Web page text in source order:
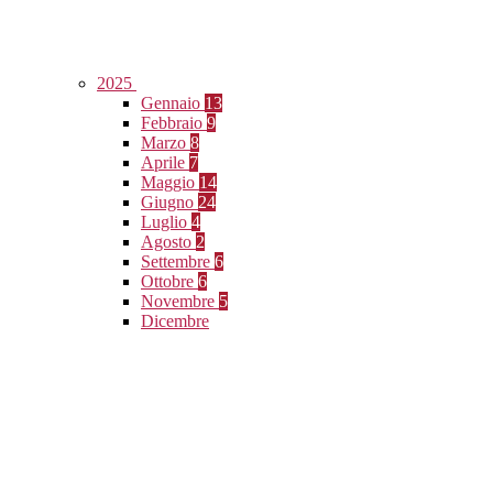
2025
Gennaio 13
Febbraio 9
Marzo 8
Aprile 7
Maggio 14
Giugno 24
Luglio 4
Agosto 2
Settembre 6
Ottobre 6
Novembre 5
Dicembre